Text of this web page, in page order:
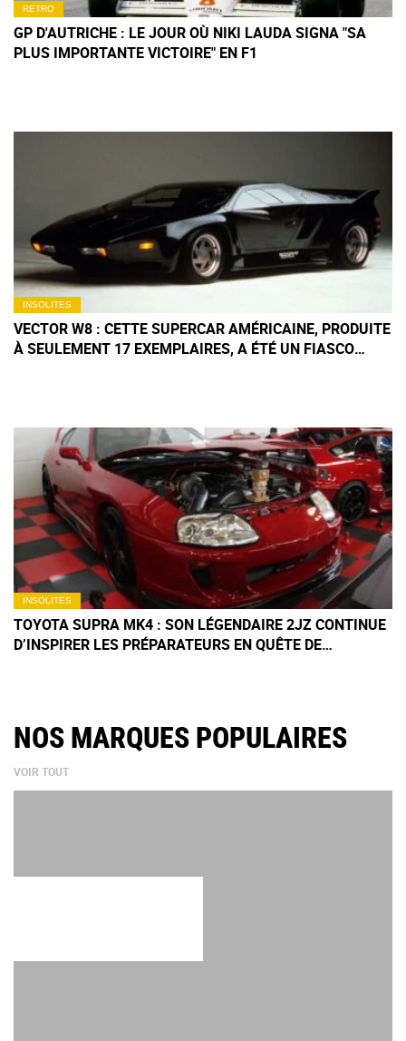
RETRO
GP D'AUTRICHE : LE JOUR OÙ NIKI LAUDA SIGNA "SA
PLUS IMPORTANTE VICTOIRE" EN F1
INSOLITES
VECTOR W8 : CETTE SUPERCAR AMÉRICAINE, PRODUITE
À SEULEMENT 17 EXEMPLAIRES, A ÉTÉ UN FIASCO
INSOLITES
TOYOTA SUPRA MK4 : SON LÉGENDAIRE 2JZ CONTINUE
D’INSPIRER LES PRÉPARATEURS EN QUÊTE DE
NOS MARQUES POPULAIRES
VOIR TOUT